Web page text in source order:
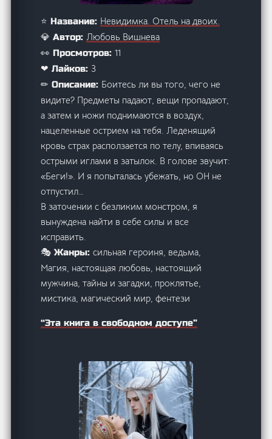
⭐ Название: Невидимка. Отель на двоих.
💎 Автор:Любовь Вишнева
👀 Просмотров:11
❤ Лайков:3
✏ Описание: Боитесь ли вы того, чего не
видите? Предметы падают, вещи пропадают,
а затем и ножи поднимаются в воздух,
нацеленные острием на тебя. Леденящий
кровь страх расползается по телу, впиваясь
острыми иглами в затылок. В голове звучит:
«Беги!». И я попыталась убежать, но ОН не
отпустил…
В заточении с безликим монстром, я
вынуждена найти в себе силы и все
исправить.
🎭 Жанры:сильная героиня, ведьма,
Магия, настоящая любовь, настоящий
мужчина, тайны и загадки, проклятье,
мистика, магический мир, фентези
“Эта книга в свободном доступе”